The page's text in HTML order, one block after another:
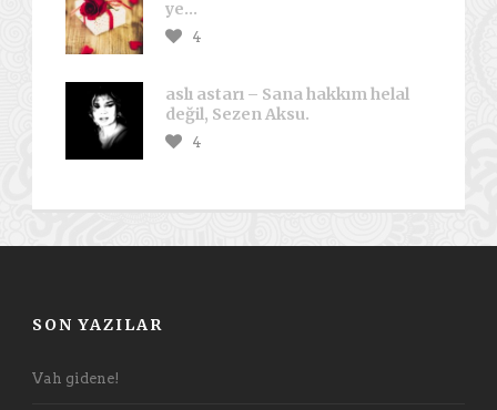
ye…
4
aslı astarı – Sana hakkım helal
değil, Sezen Aksu.
4
SON YAZILAR
Vah gidene!